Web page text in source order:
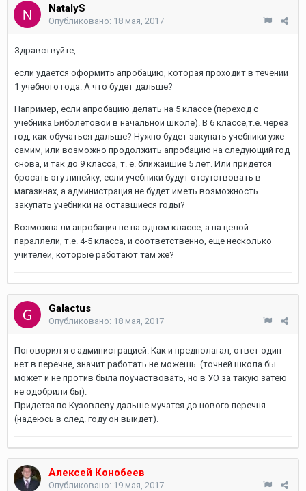
NatalyS
Опубликовано: 18 мая, 2017
Здравствуйте,
если удается оформить апробацию, которая проходит в течении
1 учебного года. А что будет дальше?
Например, если апробацию делать на 5 классе (переход с
учебника Биболетовой в начальной школе). В 6 классе,т.е. через
год, как обучаться дальше? Нужно будет закупать учебники уже
самим, или возможно продолжить апробацию на следующий год
снова, и так до 9 класса, т. е. ближайшие 5 лет. Или придется
бросать эту линейку, если учебники будут отсутствовать в
магазинах, а администрация не будет иметь возможность
закупать учебники на оставшиеся годы?
Возможна ли апробация не на одном классе, а на целой
параллели, т.е. 4-5 класса, и соответственно, еще несколько
учителей, которые работают там же?
Galactus
Опубликовано: 18 мая, 2017
Поговорил я с администрацией. Как и предполагал, ответ один -
нет в перечне, значит работать не можешь. (точней школа бы
может и не против была поучаствовать, но в УО за такую затею
не одобрили бы).
Придется по Кузовлеву дальше мучатся до нового перечня
(надеюсь в след. году он выйдет).
Алексей Конобеев
Опубликовано: 19 мая, 2017